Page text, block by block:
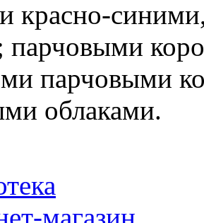
красно-
парчовыми
парчовыми
облаками.
магазин